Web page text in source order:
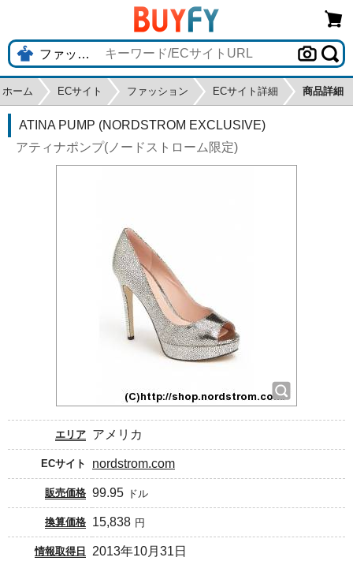
ホーム ECサイト ファッション ECサイト詳細 商品詳細
ATINA PUMP (NORDSTROM EXCLUSIVE)
アティナポンプ(ノードストローム限定)
エリア アメリカ
ECサイト nordstrom.com
販売価格 99.95 ドル
換算価格 15,838 円
情報取得日 2013年10月31日